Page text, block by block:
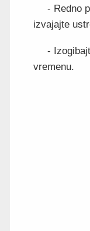
- Redno
izvajajte
-
vremenu.